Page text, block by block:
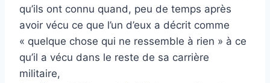
qu’ils ont connu quand, peu de temps après
avoir vécu ce que l’un d’eux a décrit comme
« quelque chose qui ne ressemble à rien » à ce
qu’il a vécu dans le reste de sa carrière
militaire,